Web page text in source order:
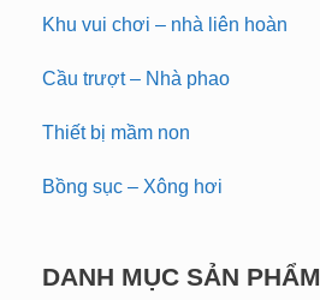
Khu vui chơi – nhà liên hoàn
Cầu trượt – Nhà phao
Thiết bị mầm non
Bồng sục – Xông hơi
DANH MỤC SẢN PHẨM